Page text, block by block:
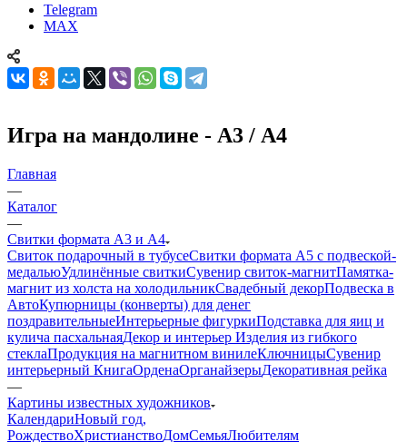
Telegram
MAX
Игра на мандолине - А3 / А4
Главная
—
Каталог
—
Свитки формата А3 и А4
Свиток подарочный в тубусеСвитки формата А5 с подвеской-
медальюУдлинённые свиткиСувенир свиток-магнитПамятка-
магнит из холста на холодильникСвадебный декорПодвеска в
АвтоКупюрницы (конверты) для денег
поздравительныеИнтерьерные фигуркиПодставка для яиц и
кулича пасхальнаяДекор и интерьер Изделия из гибкого
стеклаПродукция на магнитном винилеКлючницыСувенир
интерьерный КнигаОрденаОрганайзерыДекоративная рейка
—
Картины известных художников
КалендариНовый год,
РождествоХристианствоДомСемьяЛюбителям